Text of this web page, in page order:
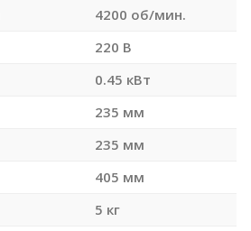
4200 об/мин.
220 В
0.45 кВт
235 мм
235 мм
405 мм
5 кг